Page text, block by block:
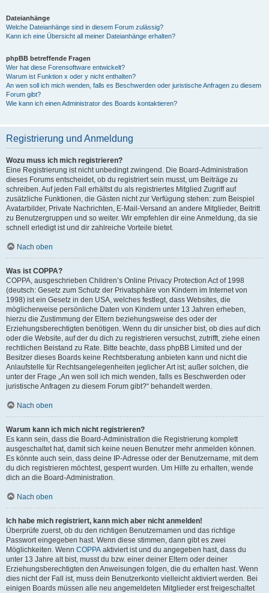
Dateianhänge
Welche Dateianhänge sind in diesem Forum zulässig?
Kann ich eine Übersicht all meiner Dateianhänge erhalten?
phpBB betreffende Fragen
Wer hat diese Forensoftware entwickelt?
Warum ist Funktion x oder y nicht enthalten?
An wen soll ich mich wenden, falls es Beschwerden oder juristische Anfragen zu diesem
Forum gibt?
Wie kann ich einen Administrator des Boards kontaktieren?
Registrierung und Anmeldung
Wozu muss ich mich registrieren?
Eine Registrierung ist nicht unbedingt zwingend. Die Board-Administration
dieses Forums entscheidet, ob du registriert sein musst, um Beiträge zu
schreiben. Auf jeden Fall erhältst du als registriertes Mitglied Zugriff auf
zusätzliche Funktionen, die Gästen nicht zur Verfügung stehen: zum Beispiel
Avatarbilder, Private Nachrichten, E-Mail-Versand an andere Mitglieder, Beitritt
zu Benutzergruppen und so weiter. Wir empfehlen dir eine Anmeldung, da sie
schnell erledigt ist und dir zahlreiche Vorteile bietet.
Nach oben
Was ist COPPA?
COPPA, ausgeschrieben Children’s Online Privacy Protection Act of 1998
(deutsch: Gesetz zum Schutz der Privatsphäre von Kindern im Internet von
1998) ist ein Gesetz in den USA, welches festlegt, dass Websites, die
möglicherweise persönliche Daten von Kindern unter 13 Jahren erheben,
hierzu die Zustimmung der Eltern beziehungsweise des oder der
Erziehungsberechtigten benötigen. Wenn du dir unsicher bist, ob dies auf dich
oder die Website, auf der du dich zu registrieren versuchst, zutrifft, ziehe einen
rechtlichen Beistand zu Rate. Bitte beachte, dass phpBB Limited und der
Besitzer dieses Boards keine Rechtsberatung anbieten kann und nicht die
Anlaufstelle für Rechtsangelegenheiten jeglicher Art ist; außer solchen, die
unter der Frage „An wen soll ich mich wenden, falls es Beschwerden oder
juristische Anfragen zu diesem Forum gibt?“ behandelt werden.
Nach oben
Warum kann ich mich nicht registrieren?
Es kann sein, dass die Board-Administration die Registrierung komplett
ausgeschaltet hat, damit sich keine neuen Benutzer mehr anmelden können.
Es könnte auch sein, dass deine IP-Adresse oder der Benutzername, mit dem
du dich registrieren möchtest, gesperrt wurden. Um Hilfe zu erhalten, wende
dich an die Board-Administration.
Nach oben
Ich habe mich registriert, kann mich aber nicht anmelden!
Überprüfe zuerst, ob du den richtigen Benutzernamen und das richtige
Passwort eingegeben hast. Wenn diese stimmen, dann gibt es zwei
Möglichkeiten. Wenn COPPA aktiviert ist und du angegeben hast, dass du
unter 13 Jahre alt bist, musst du bzw. einer deiner Eltern oder deiner
Erziehungsberechtigten den Anweisungen folgen, die du erhalten hast. Wenn
dies nicht der Fall ist, muss dein Benutzerkonto vielleicht aktiviert werden. Bei
einigen Boards müssen alle neu angemeldeten Mitglieder erst freigeschaltet